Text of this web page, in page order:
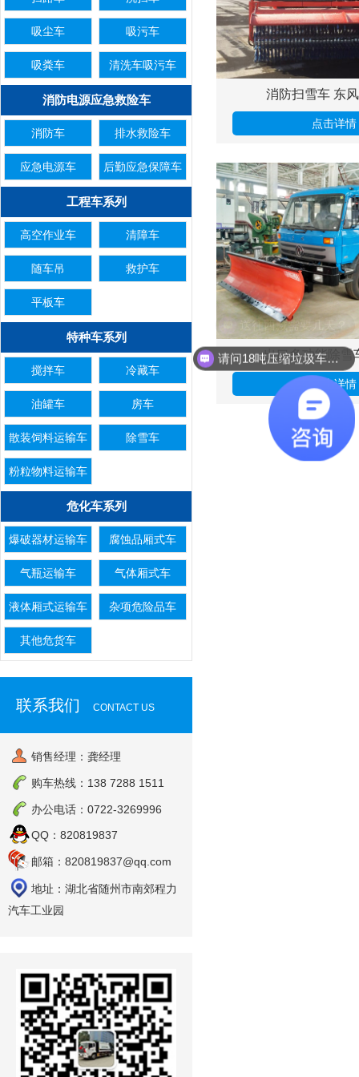
吸尘车 吸污车
吸粪车 清洗车吸污车
消防电源应急救险车
消防车 排水救险车
应急电源车 后勤应急保障车
工程车系列
高空作业车 清障车
随车吊 救护车
平板车
特种车系列
搅拌车 冷藏车
油罐车 房车
散装饲料运输车 除雪车
粉粒物料运输车
危化车系列
爆破器材运输车 腐蚀品厢式车
气瓶运输车 气体厢式车
液体厢式运输车 杂项危险品车
其他危货车
联系我们 CONTACT US
销售经理：龚经理
购车热线：138 7288 1511
办公电话：0722-3269996
QQ：820819837
邮箱：820819837@qq.com
地址：湖北省随州市南郊程力
汽车工业园
消防扫雪车 东
点击详情
出口多功能除雪
点击详情
请问18吨压缩垃圾车有现车吗
送往西藏需要几天？